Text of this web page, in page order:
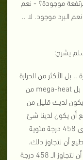
البرد موجود. لا ..
يشرح:
بل الأكثر من الحرارة
.. بل الأشد كثرة (superheat) من الحرارة .. بل mega-heat من
يكون لديك قليل من
أن يكون لدينا شئ
يسمى "برد". قد يحدث أن نكون فى مستوى 458 درجة مئوية
أن نتجاوز ذلك.
البرد غير موجود .. وإلا لكان فى استطاعتنا أن نتجاوز الـ 458 درجة